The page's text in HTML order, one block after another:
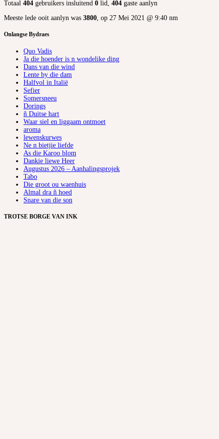
Totaal 404 gebruikers insluitend 0 lid, 404 gaste aanlyn
Meeste lede ooit aanlyn was 3800, op 27 Mei 2021 @ 9:40 nm
Onlangse Bydraes
Quo Vadis
Ja die hoender is n wondelike ding
Dans van die wind
Lente by die dam
Halfvol in Italië
Sefier
Somersneeu
Dorings
ñ Duitse hart
Waar siel en liggaam ontmoet
aroma
lewenskurwes
Ne n bietjie liefde
As die Karoo blom
Dankie liewe Heer
Augustus 2026 – Aanhalingsprojek
Tabo
Die groot ou waenhuis
Almal dra ñ hoed
Snare van die son
TROTSE BORGE VAN INK